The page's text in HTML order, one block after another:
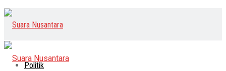
Politik